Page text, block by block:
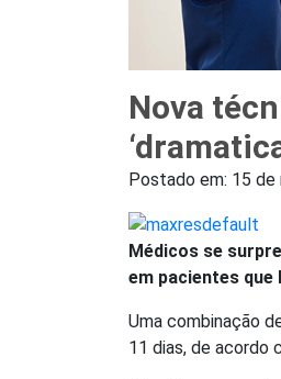
Nova
Postado em: 15 de
Médicos se
em pacientes que
Uma combinação
11 dias, de acordo